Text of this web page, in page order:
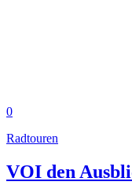
0
Radtouren
VOI den